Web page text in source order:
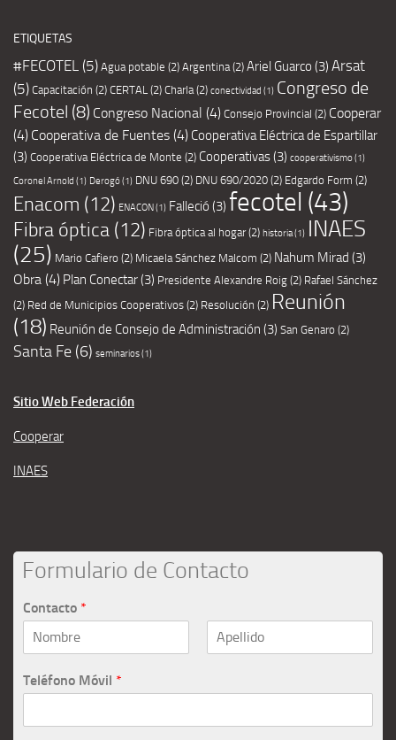
ETIQUETAS
#FECOTEL (5) Agua potable (2) Argentina (2) Ariel Guarco (3) Arsat
(5) Capacitación (2) CERTAL (2) Charla (2) conectividad (1) Congreso de
Fecotel (8) Congreso Nacional (4) Consejo Provincial (2) Cooperar
(4) Cooperativa de Fuentes (4) Cooperativa Eléctrica de Espartillar
(3) Cooperativa Eléctrica de Monte (2) Cooperativas(3) cooperativismo(1)
Coronel Arnold (1) Derogó(1) DNU 690 (2) DNU 690/2020 (2) Edgardo Form (2)
Enacom (12) ENACON(1) Falleció (3) fecotel (43)
Fibra óptica (12) Fibra óptica al hogar(2) historia(1) INAES
(25) Mario Cafiero (2) Micaela Sánchez Malcom (2) Nahum Mirad (3)
Obra (4) Plan Conectar(3) Presidente Alexandre Roig (2) Rafael Sánchez
(2) Red de Municipios Cooperativos (2) Resolución (2) Reunión
(18) Reunión de Consejo de Administración (3) San Genaro (2)
Santa Fe (6) seminarios(1)
Sitio Web Federación
Cooperar
INAES
Formulario de Contacto
Contacto *
Teléfono Móvil *